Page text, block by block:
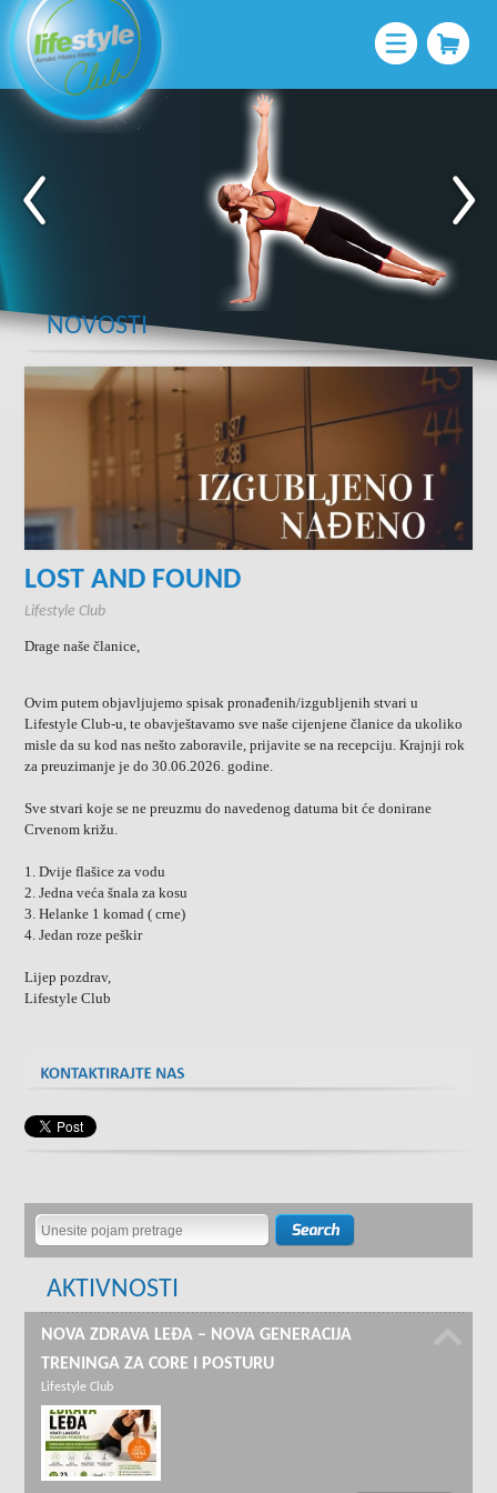
NOVOSTI
LOST AND FOUND
Lifestyle Club
Drage naše članice,
Ovim putem objavljujemo spisak pronađenih/izgubljenih stvari u
Lifestyle Club-u, te obavještavamo sve naše cijenjene članice da ukoliko
misle da su kod nas nešto zaboravile, prijavite se na recepciju. Krajnji rok
za preuzimanje je do 30.06.2026. godine.
Sve stvari koje se ne preuzmu do navedenog datuma bit će donirane
Crvenom križu.
1. Dvije flašice za vodu
2. Jedna veća šnala za kosu
3. Helanke 1 komad ( crne)
4. Jedan roze peškir
Lijep pozdrav,
Lifestyle Club
AKTIVNOSTI
NOVA ZDRAVA LEĐA – NOVA GENERACIJA
TRENINGA ZA CORE I POSTURU
Lifestyle Club